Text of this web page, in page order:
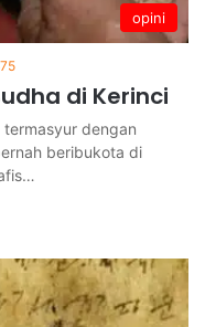
opini
di Kerinci
dengan
beribukota di